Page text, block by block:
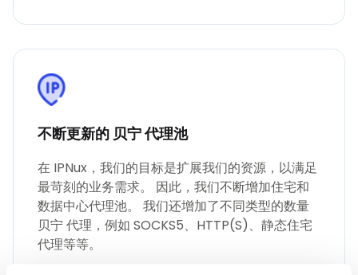
不断更新的 贝宁 代理池
在 IPNux，我们的目标是扩展我们的资源，以满足
最苛刻的业务需求。 因此，我们不断增加住宅和
数据中心代理池。 我们还增加了不同类型的数量
贝宁 代理，例如 SOCKS5、HTTP(S)、静态住宅
代理等等。